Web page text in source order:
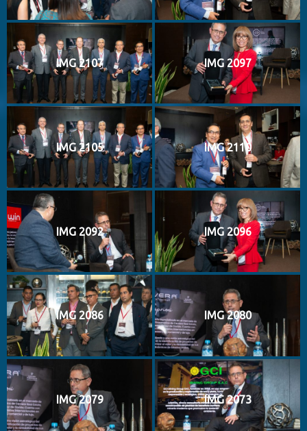
IMG 2107 IMG 2097
IMG 2105 IMG 2110
IMG 2092 IMG 2096
IMG 2086 IMG 2080
IMG 2079 IMG 2073